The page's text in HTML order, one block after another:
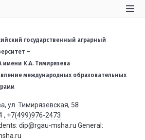
государственный аграрный
–
имени К.А. Тимирязева
международных образовательных
ул. Тимирязевская, 58
, +7(499)976-2473
dip@rgau-msha.ru General: